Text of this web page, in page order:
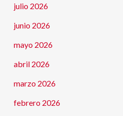
julio 2026
junio 2026
mayo 2026
abril 2026
marzo 2026
febrero 2026